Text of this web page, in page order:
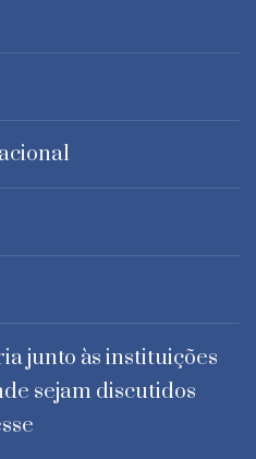
junto às instituições
sejam discutidos